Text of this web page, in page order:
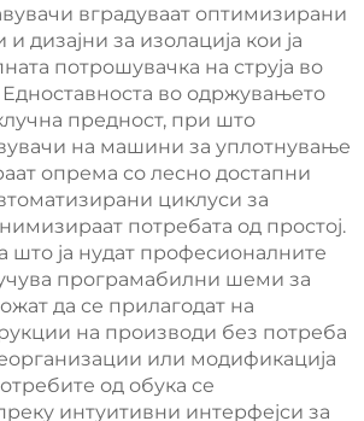
вградуваат оптимизирани
дизајни за изолација кои ја
потрошувачка на струја во
Едноставноста во одржувањето
предност, при што
на машини за уплотнување
опрема со лесно достапни
циклуси за
потребата од простој.
што ја нудат професионалните
програмабилни шеми за
да се прилагодат на
на производи без потреба
или модификација
од обука се
интуитивни интерфејси за